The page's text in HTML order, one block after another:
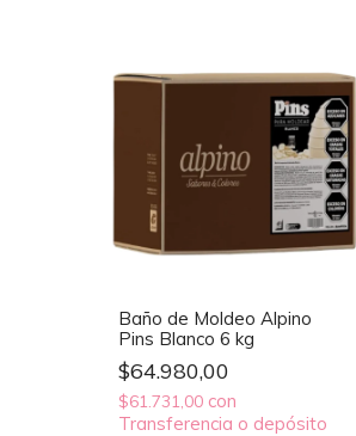
Baño de Moldeo Alpino
Pins Blanco 6 kg
$64.980,00
$61.731,00 con
Transferencia o depósito